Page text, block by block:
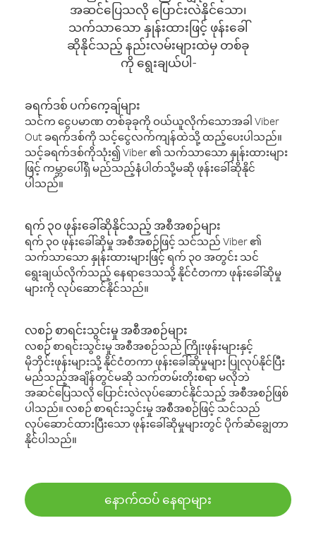
အဆင်ပြေသလို ပြောင်းလဲနိုင်သော၊
သက်သာသော နှုန်းထားဖြင့် ဖုန်းခေါ်
ဆိုနိုင်သည့် နည်းလမ်းများထဲမှ တစ်ခု
ကို ရွေးချယ်ပါ-
ခရက်ဒစ် ပက်ကေ့ချ်များ
သင်က ငွေပမာဏ တစ်ခုခုကို ဝယ်ယူလိုက်သောအခါ Viber
Out ခရက်ဒစ်ကို သင့်ငွေလက်ကျန်ထဲသို့ ထည့်ပေးပါသည်။
သင့်ခရက်ဒစ်ကိုသုံး၍ Viber ၏ သက်သာသော နှုန်းထားများ
ဖြင့် ကမ္ဘာပေါ်ရှိ မည်သည့်နံပါတ်သို့မဆို ဖုန်းခေါ်ဆိုနိုင်
ပါသည်။
ရက် ၃၀ ဖုန်းခေါ်ဆိုနိုင်သည့် အစီအစဉ်များ
ရက် ၃၀ ဖုန်းခေါ်ဆိုမှု အစီအစဉ်ဖြင့် သင်သည် Viber ၏
သက်သာသော နှုန်းထားများဖြင့် ရက် ၃၀ အတွင်း သင်
ရွေးချယ်လိုက်သည့် နေရာဒေသသို့ နိုင်ငံတကာ ဖုန်းခေါ်ဆိုမှု
များကို လုပ်ဆောင်နိုင်သည်။
လစဉ် စာရင်းသွင်းမှု အစီအစဉ်များ
လစဉ် စာရင်းသွင်းမှု အစီအစဉ်သည် ကြိုးဖုန်းများနှင့်
မိုဘိုင်းဖုန်းများသို့ နိုင်ငံတကာ ဖုန်းခေါ်ဆိုမှုများ ပြုလုပ်နိုင်ပြီး
မည်သည့်အချိန်တွင်မဆို သက်တမ်းတိုးစရာ မလိုဘဲ
အဆင်ပြေသလို ပြောင်းလဲလုပ်ဆောင်နိုင်သည့် အစီအစဉ်ဖြစ်
ပါသည်။ လစဉ် စာရင်းသွင်းမှု အစီအစဉ်ဖြင့် သင်သည်
လုပ်ဆောင်ထားပြီးသော ဖုန်းခေါ်ဆိုမှုများတွင် ပိုက်ဆံချွေတာ
နိုင်ပါသည်။
နောက်ထပ် နေရာများ